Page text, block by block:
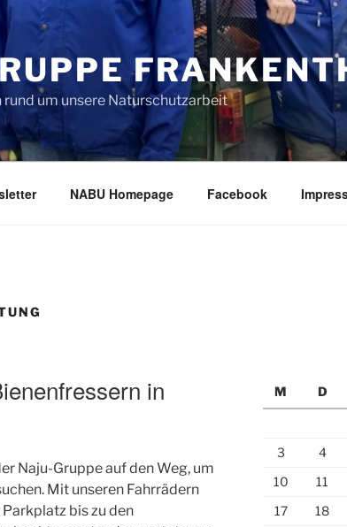
um unsere Naturschutzarbeit
NABU Homepage Facebook
in
Naju-Gruppe auf den Weg, um
Mit unseren Fahrrädern
bis zu den
M
D
3
4
10
11
17
18